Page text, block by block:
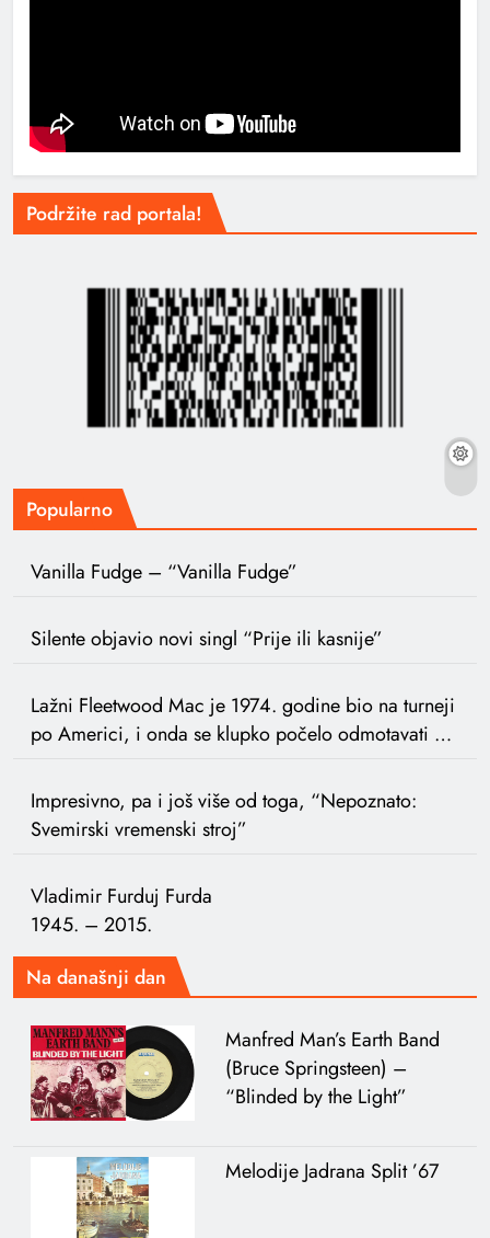
Podržite rad portala!
Popularno
Vanilla Fudge – “Vanilla Fudge”
Silente objavio novi singl “Prije ili kasnije”
Lažni Fleetwood Mac je 1974. godine bio na turneji
po Americi, i onda se klupko počelo odmotavati …
Impresivno, pa i još više od toga, “Nepoznato:
Svemirski vremenski stroj”
Vladimir Furduj Furda
1945. – 2015.
Na današnji dan
Manfred Man’s Earth Band
(Bruce Springsteen) –
“Blinded by the Light”
Melodije Jadrana Split ’67